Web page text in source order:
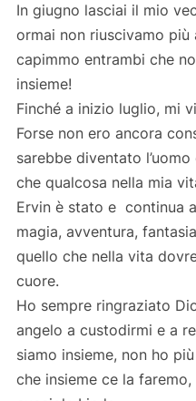
In giugno lasciai il mio
ormai non riuscivamo più
capimmo entrambi che
insieme!
Finché a inizio luglio, mi
Forse non ero ancora
sarebbe diventato
che qualcosa nella mia
Ervin è stato e continua
magia, avventura,
quello che nella vita
cuore.
Ho sempre ringraziato
angelo a custodirmi e a
siamo insieme, non ho
che insieme ce la